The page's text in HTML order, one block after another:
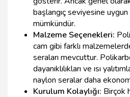
başlangıç seviyesine
mümkündür.
Malzeme Seçenekleri:
cam gibi farklı
seraları mevcuttur.
dayanıklılıkları ve ısı
naylon seralar daha
Kurulum Kolaylığı: Birçok